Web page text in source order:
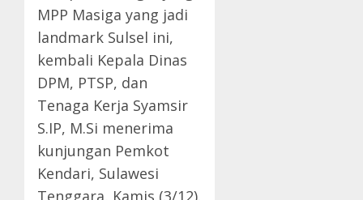
MPP Masiga yang jadi
landmark Sulsel ini,
kembali Kepala Dinas
DPM, PTSP, dan
Tenaga Kerja Syamsir
S.IP, M.Si menerima
kunjungan Pemkot
Kendari, Sulawesi